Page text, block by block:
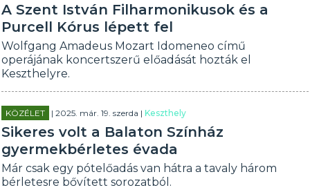
A Szent István Filharmonikusok és a
Purcell Kórus lépett fel
Wolfgang Amadeus Mozart Idomeneo című
operájának koncertszerű előadását hozták el
Keszthelyre.
KÖZÉLET | 2025. már. 19. szerda |Keszthely
Sikeres volt a Balaton Színház
gyermekbérletes évada
Már csak egy pótelőadás van hátra a tavaly három
bérletesre bővített sorozatból.